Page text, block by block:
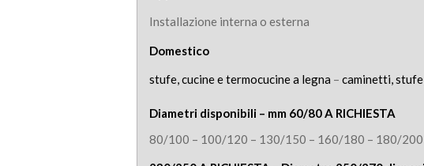
Installazione interna o esterna
Domestico
stufe, cucine e termocucine a legna –caminetti,
Diametri disponibili – mm 60/80 A RICHIESTA
80/100 – 100/120 – 130/150 – 160/180 – 180/